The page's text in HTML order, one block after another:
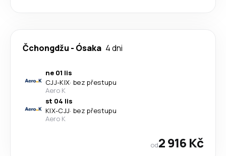
Čchongdžu - Ósaka 4 dni
ne 01 lis
CJJ-KIX· bez přestupu
Aero K
st 04 lis
KIX-CJJ· bez přestupu
Aero K
od2 916 Kč